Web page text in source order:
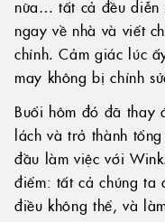
nữa… tất cả đều
ngay về nhà và viết
chỉnh. Cảm giác lúc
may không bị chỉnh
Buổi hôm đó đã thay
lách và trở thành
đầu làm việc với
điểm: tất cả chúng ta
điều không thể, và